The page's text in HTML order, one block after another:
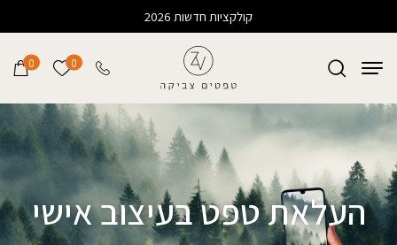
קולקציות חדשות 2026
0 הרשימה
0
העלאת טפט בעיצוב אישי